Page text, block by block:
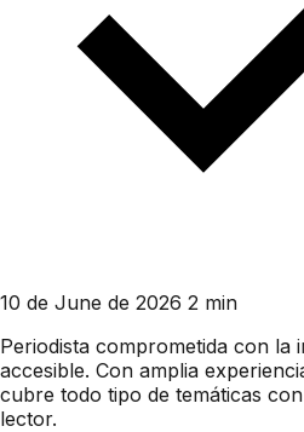
10 de June de 2026 2 min
Periodista comprometida con la
accesible. Con amplia
cubre todo tipo de temáticas
lector.